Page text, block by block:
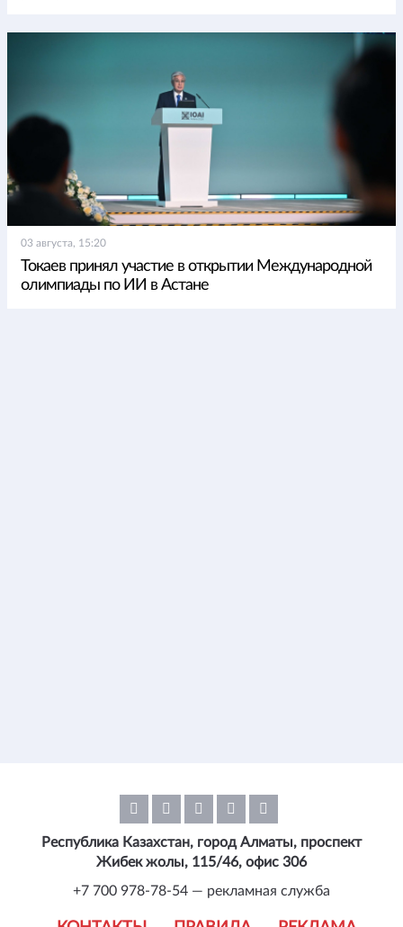
03 августа, 15:20
Токаев принял участие в открытии Международной
олимпиады по ИИ в Астане
Республика Казахстан, город Алматы, проспект
Жибек жолы, 115/46, офис 306
+7 700 978-78-54 — рекламная служба